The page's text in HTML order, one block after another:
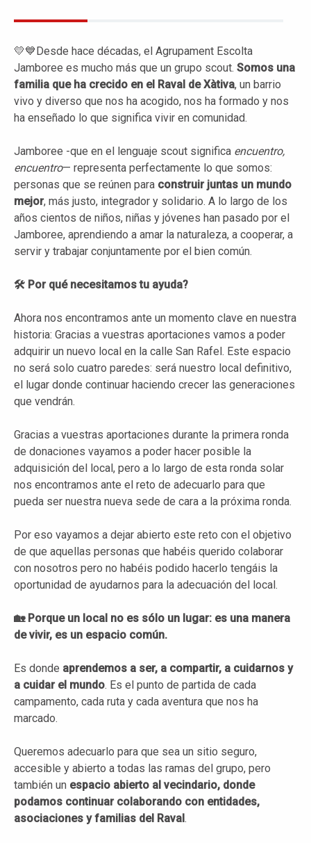
💛💙Desde hace décadas, el Agrupament Escolta
Jamboree es mucho más que un grupo scout. Somos una
familia que ha crecido en el Raval de Xàtiva, un barrio
vivo y diverso que nos ha acogido, nos ha formado y nos
ha enseñado lo que significa vivir en comunidad.
Jamboree -que en el lenguaje scout significa encuentro,
encuentro— representa perfectamente lo que somos:
personas que se reúnen para construir juntas un mundo
mejor, más justo, integrador y solidario. A lo largo de los
años cientos de niños, niñas y jóvenes han pasado por el
Jamboree, aprendiendo a amar la naturaleza, a cooperar, a
servir y trabajar conjuntamente por el bien común.
🛠️ Por qué necesitamos tu ayuda?
Ahora nos encontramos ante un momento clave en nuestra
historia: Gracias a vuestras aportaciones vamos a poder
adquirir un nuevo local en la calle San Rafel. Este espacio
no será solo cuatro paredes: será nuestro local definitivo,
el lugar donde continuar haciendo crecer las generaciones
que vendrán.
Gracias a vuestras aportaciones durante la primera ronda
de donaciones vayamos a poder hacer posible la
adquisición del local, pero a lo largo de esta ronda solar
nos encontramos ante el reto de adecuarlo para que
pueda ser nuestra nueva sede de cara a la próxima ronda.
Por eso vayamos a dejar abierto este reto con el objetivo
de que aquellas personas que habéis querido colaborar
con nosotros pero no habéis podido hacerlo tengáis la
oportunidad de ayudarnos para la adecuación del local.
🏡 Porque un local no es sólo un lugar: es una manera
de vivir, es un espacio común.
Es donde aprendemos a ser, a compartir, a cuidarnos y
a cuidar el mundo. Es el punto de partida de cada
campamento, cada ruta y cada aventura que nos ha
marcado.
Queremos adecuarlo para que sea un sitio seguro,
accesible y abierto a todas las ramas del grupo, pero
también un espacio abierto al vecindario, donde
podamos continuar colaborando con entidades,
asociaciones y familias del Raval .